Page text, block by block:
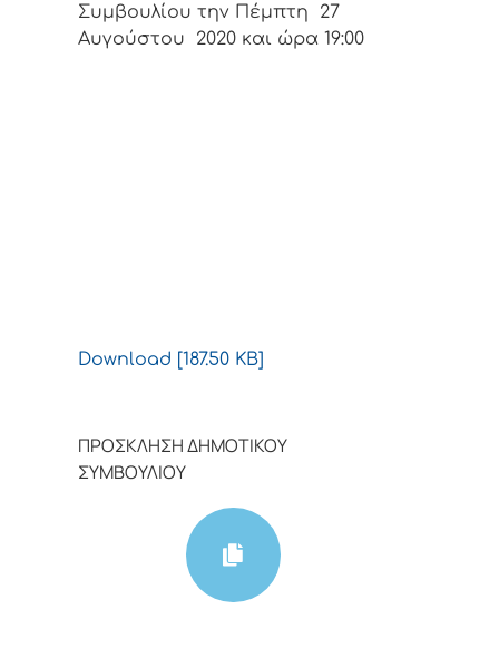
Συμβουλίου την Πέμπτη 27
Αυγούστου 2020 και ώρα 19:00
Download [187.50 KB]
ΠΡΟΣΚΛΗΣΗ ΔΗΜΟΤΙΚΟΥ
ΣΥΜΒΟΥΛΙΟΥ